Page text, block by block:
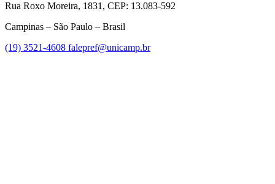
Rua Roxo Moreira, 1831, CEP: 13.083-592
Campinas – São Paulo – Brasil
(19) 3521-4608 falepref@unicamp.br